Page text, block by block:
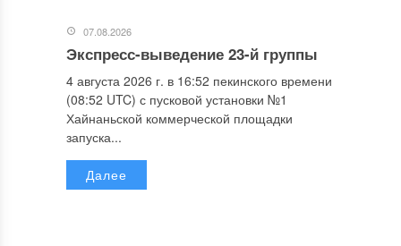
07.08.2026
Экспресс-выведение 23-й группы
4 августа 2026 г. в 16:52 пекинского времени
(08:52 UTC) с пусковой установки №1
Хайнаньской коммерческой площадки
запуска...
Далее